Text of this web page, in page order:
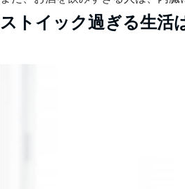
ストイック過ぎる生活